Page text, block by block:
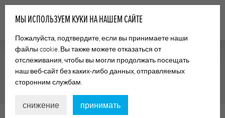
ОТНОШЕНИЯ С ИНВЕСТОРАМИ
МЫ ИСПОЛЬЗУЕМ КУКИ НА НАШЕМ САЙТЕ
Пожалуйста, подтвердите, если вы принимаете наши
файлы cookie. Вы также можете отказаться от
отслеживания, чтобы вы могли продолжать посещать
наш веб-сайт без каких-либо данных, отправляемых
сторонним службам.
снижение принимать